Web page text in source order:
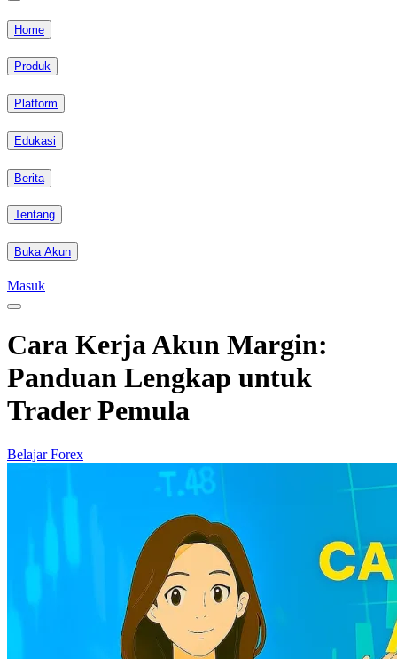
Home
Produk
Platform
Edukasi
Berita
Tentang
Buka Akun
Masuk
Cara Kerja Akun Margin:
Panduan Lengkap untuk
Trader Pemula
Belajar Forex